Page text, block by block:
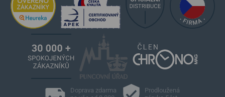
Doprava zdarma
Prodloužená